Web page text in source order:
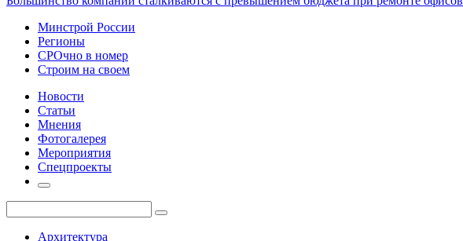
Минстрой России
Регионы
СРОчно в номер
Строим на своем
Новости
Статьи
Мнения
Фотогалерея
Мероприятия
Спецпроекты
Архитектура